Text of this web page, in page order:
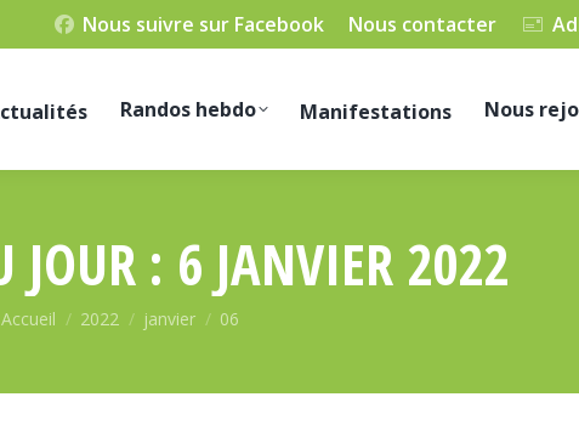
Nous suivre sur Facebook Nous contacter
Randos hebdo Manifestations Nous
JOUR : 6 JANVIER 2022
Vous êtes ici :
Accueil 2022 janvier 06